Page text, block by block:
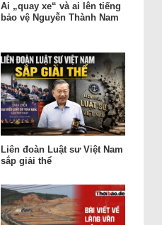
Ai „quay xe“ và ai lên tiếng
bảo vệ Nguyễn Thành Nam
Liên đoàn Luật sư Việt Nam
sắp giải thể